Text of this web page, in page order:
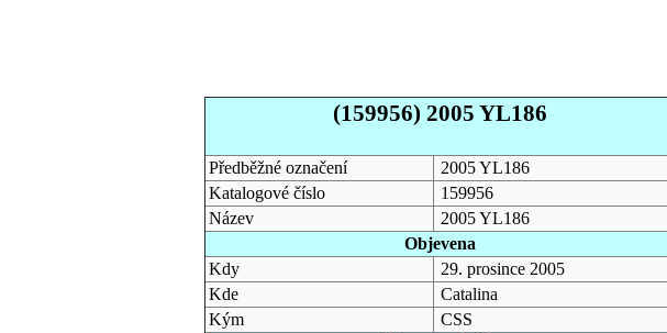
(159956) 2005 YL186
Předběžné označení
2005 YL186
Katalogové číslo
159956
Název
2005 YL186
Objevena
Kdy
29. prosince 2005
Kde
Catalina
Kým
CSS